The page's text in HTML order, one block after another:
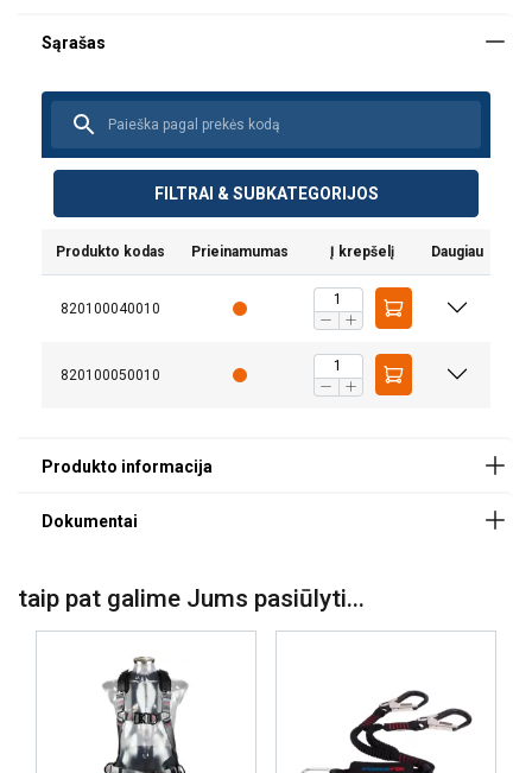
FILTRAI & SUBKATEGORIJOS
Produkto kodas Prieinamumas Į krepšelį Daugiau
820100040010
820100050010
Trumpa informacija apie standartus
Medžiaga:
Žymėjimas:
taip pat galime Jums pasiūlyti...